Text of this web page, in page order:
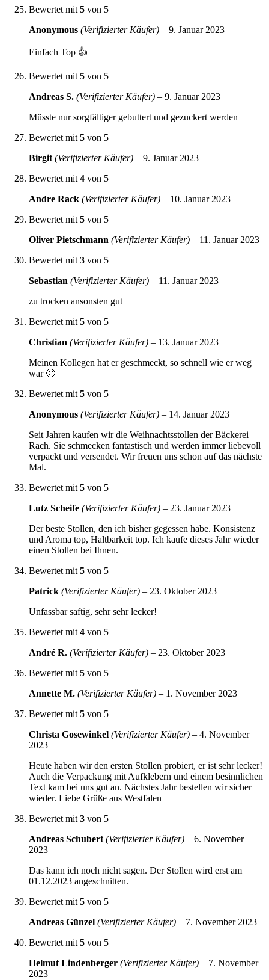
Bewertet mit 5 von 5
Anonymous (Verifizierter Käufer) – 9. Januar 2023
Einfach Top 👍
Bewertet mit 5 von 5
Andreas S. (Verifizierter Käufer) – 9. Januar 2023
Müsste nur sorgfältiger gebuttert und gezuckert werden
Bewertet mit 5 von 5
Birgit (Verifizierter Käufer) – 9. Januar 2023
Bewertet mit 4 von 5
Andre Rack (Verifizierter Käufer) – 10. Januar 2023
Bewertet mit 5 von 5
Oliver Pietschmann (Verifizierter Käufer) – 11. Januar 2023
Bewertet mit 3 von 5
Sebastian (Verifizierter Käufer) – 11. Januar 2023
zu trocken ansonsten gut
Bewertet mit 5 von 5
Christian (Verifizierter Käufer) – 13. Januar 2023
Meinen Kollegen hat er geschmeckt, so schnell wie er weg
war 🙂
Bewertet mit 5 von 5
Anonymous (Verifizierter Käufer) – 14. Januar 2023
Seit Jahren kaufen wir die Weihnachtsstollen der Bäckerei
Rach. Sie schmecken fantastisch und werden immer liebevoll
verpackt und versendet. Wir freuen uns schon auf das nächste
Mal.
Bewertet mit 5 von 5
Lutz Scheife (Verifizierter Käufer) – 23. Januar 2023
Der beste Stollen, den ich bisher gegessen habe. Konsistenz
und Aroma top, Haltbarkeit top. Ich kaufe dieses Jahr wieder
einen Stollen bei Ihnen.
Bewertet mit 5 von 5
Patrick (Verifizierter Käufer) – 23. Oktober 2023
Unfassbar saftig, sehr sehr lecker!
Bewertet mit 4 von 5
André R. (Verifizierter Käufer) – 23. Oktober 2023
Bewertet mit 5 von 5
Annette M. (Verifizierter Käufer) – 1. November 2023
Bewertet mit 5 von 5
Christa Gosewinkel (Verifizierter Käufer) – 4. November
2023
Heute haben wir den ersten Stollen probiert, er ist sehr lecker!
Auch die Verpackung mit Aufklebern und einem besinnlichen
Text kam bei uns gut an. Nächstes Jahr bestellen wir sicher
wieder. Liebe Grüße aus Westfalen
Bewertet mit 3 von 5
Andreas Schubert (Verifizierter Käufer) – 6. November
2023
Das kann ich noch nicht sagen. Der Stollen wird erst am
01.12.2023 angeschnitten.
Bewertet mit 5 von 5
Andreas Günzel (Verifizierter Käufer) – 7. November 2023
Bewertet mit 5 von 5
Helmut Lindenberger (Verifizierter Käufer) – 7. November
2023